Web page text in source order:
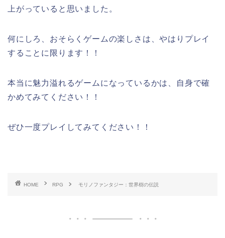
上がっていると思いました。
何にしろ、おそらくゲームの楽しさは、やはりプレイ
することに限ります！！
本当に魅力溢れるゲームになっているかは、自身で確
かめてみてください！！
ぜひ一度プレイしてみてください！！
HOME RPG モリノファンタジー：世界樹の伝説